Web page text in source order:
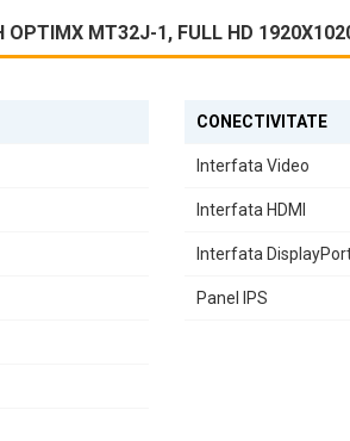
facilitând conectarea la diverse
fine și clare. Aspectul său modern și slim îl
Office Pro Curbat 32 inch OptimX MT32J-
OPTIMX MT32J-1, FULL HD
CONECTIVITATE
Interfata Video
Interfata HDMI
Interfata
Panel IPS